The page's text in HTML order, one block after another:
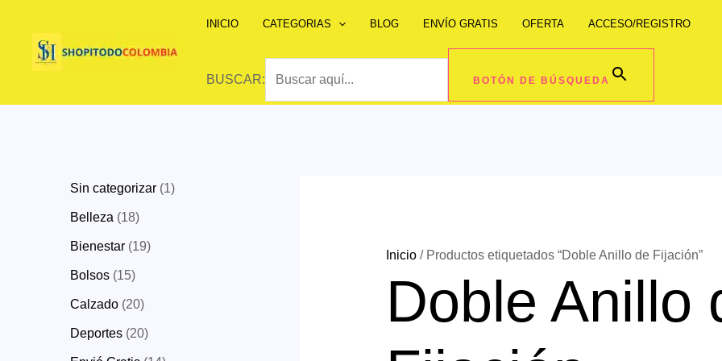
contenido
INICIO CATEGORIAS BLOG ENVÍO GRATIS OFERTA ACCESO/REGISTRO
BUSCAR: BOTÓN DE BÚSQUEDA
Sin categorizar 11
Belleza 181
8
Bienestar 191
Bolsos 151
5
p
Calzado 202
0
p
Deportes 202
0
Inicio/ Productos etiquetados “Doble Anillo de Fijación”
Doble Anillo